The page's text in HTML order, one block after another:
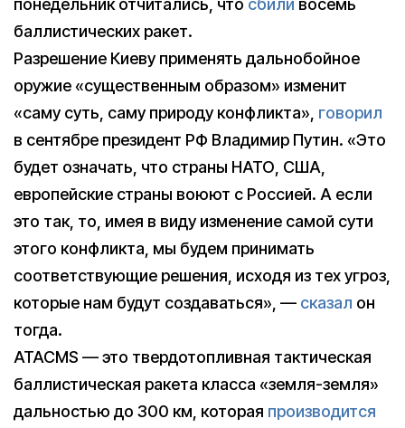
понедельник отчитались, что сбили восемь
баллистических ракет.
Разрешение Киеву применять дальнобойное
оружие «существенным образом» изменит
«саму суть, саму природу конфликта», говорил
в сентябре президент РФ Владимир Путин. «Это
будет означать, что страны НАТО, США,
европейские страны воюют с Россией. А если
это так, то, имея в виду изменение самой сути
этого конфликта, мы будем принимать
соответствующие решения, исходя из тех угроз,
которые нам будут создаваться», — сказал он
тогда.
ATACMS — это твердотопливная тактическая
баллистическая ракета класса «земля-земля»
дальностью до 300 км, которая производится